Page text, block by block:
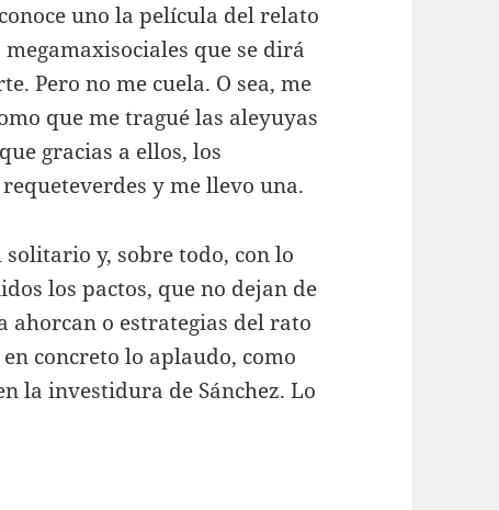
uno la película del relato
que se dirá
Pero no me cuela. O sea, me
que me tragué las aleyuyas
gracias a ellos, los
y me llevo una.
y, sobre todo, con lo
los pactos, que no dejan de
ahorcan o estrategias del rato
concreto lo aplaudo, como
la investidura de Sánchez. Lo